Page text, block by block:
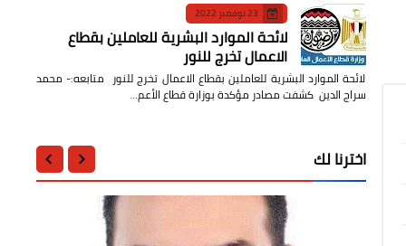
23 نوفمبر 2022
لائحة الموارد البشرية للعاملين بقطاع
الاعمال تخرج للنور
لائحة الموارد البشرية للعاملين بقطاع الاعمال تخرج للنور متابعه:- محمد
سراج الدين كشفت مصادر مؤكدة بوزارة قطاع الأعم…
اخترنا لك